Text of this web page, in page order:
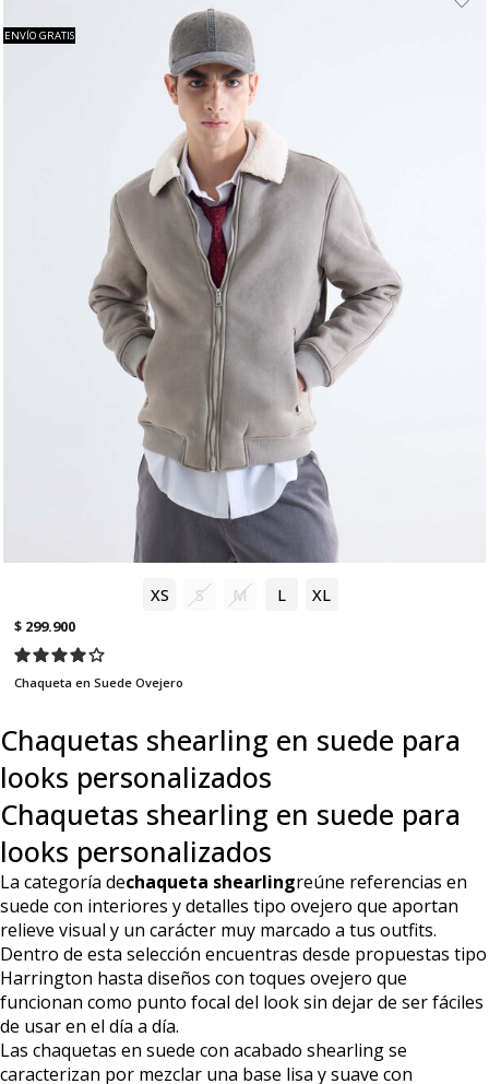
XS S M L XL
ENVÍO GRATIS
$ 299.900
Chaqueta en Suede Ovejero
Chaquetas shearling en suede para
looks personalizados
Chaquetas shearling en suede para
looks personalizados
La categoría dechaqueta shearlingreúne referencias en
suede con interiores y detalles tipo ovejero que aportan
relieve visual y un carácter muy marcado a tus outfits.
Dentro de esta selección encuentras desde propuestas tipo
Harrington hasta diseños con toques ovejero que
funcionan como punto focal del look sin dejar de ser fáciles
de usar en el día a día.
Las chaquetas en suede con acabado shearling se
caracterizan por mezclar una base lisa y suave con